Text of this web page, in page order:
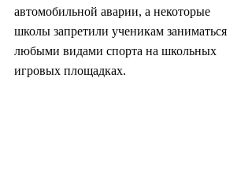
автомобильной аварии, а некоторые
школы запретили ученикам заниматься
любыми видами спорта на школьных
игровых площадках.